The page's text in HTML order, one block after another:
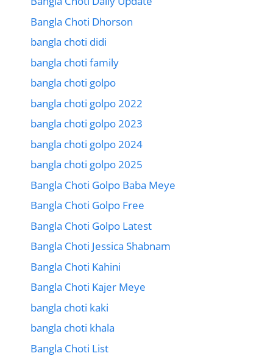
Bangla Choti Dhorson
bangla choti didi
bangla choti family
bangla choti golpo
bangla choti golpo 2022
bangla choti golpo 2023
bangla choti golpo 2024
bangla choti golpo 2025
Bangla Choti Golpo Baba Meye
Bangla Choti Golpo Free
Bangla Choti Golpo Latest
Bangla Choti Jessica Shabnam
Bangla Choti Kahini
Bangla Choti Kajer Meye
bangla choti kaki
bangla choti khala
Bangla Choti List